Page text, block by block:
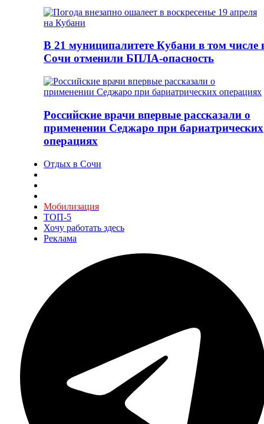
В 21 муниципалитете Кубани в том числе
Сочи отменили БПЛА-опасность
Российские врачи впервые рассказали о
применении Седжаро при бариатрических
операциях
Отдых в Сочи
Мобилизация
ТОП-5
Хочу работать здесь
Реклама